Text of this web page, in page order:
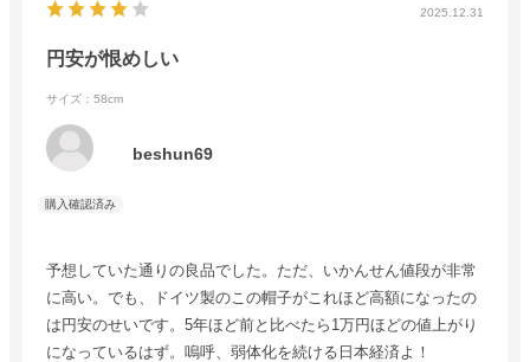
2025.12.31
円安が恨めしい
サイズ：58cm
beshun69
予想していた通りの良品でした。ただ、いかんせん値段が非常
に高い。でも、ドイツ製のこの帽子がこれほど高額になったの
は円安のせいです。5年ほど前と比べたら1万円ほどの値上がり
になっているはず。嗚呼、弱体化を続ける日本経済よ！